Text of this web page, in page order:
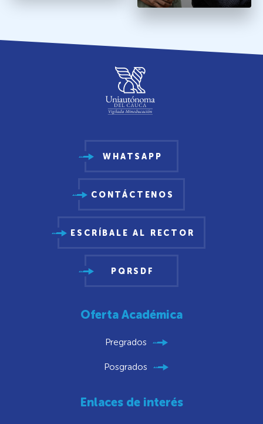
WHATSAPP
CONTÁCTENOS
ESCRÍBALE AL RECTOR
PQRSDF
Oferta Académica
Pregrados
Posgrados
Enlaces de interés